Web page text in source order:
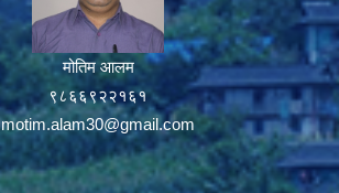
मोतिम आलम
९८६६९२२१६१
motim.alam30@gmail.com